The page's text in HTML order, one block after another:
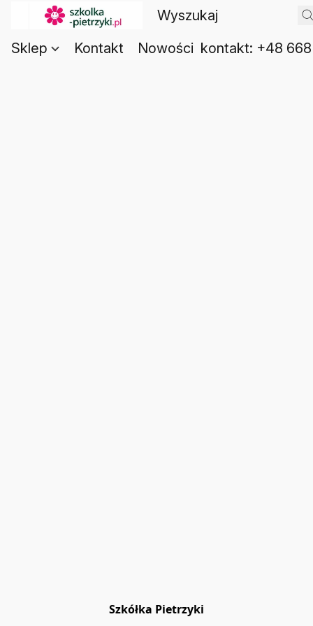
Sklep Kontakt Nowości kontakt: +48 668
Szkółka Pietrzyki